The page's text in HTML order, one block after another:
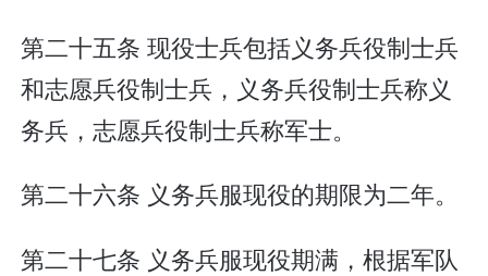
第二十五条 现役士兵包括义务兵役制士兵
和志愿兵役制士兵，义务兵役制士兵称义
务兵，志愿兵役制士兵称军士。
第二十六条 义务兵服现役的期限为二年。
第二十七条 义务兵服现役期满，根据军队